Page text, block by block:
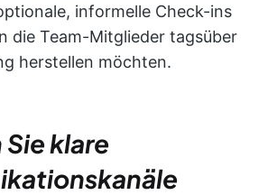
informelle Check-ins
die Team-Mitglieder tagsüber
herstellen möchten.
klare